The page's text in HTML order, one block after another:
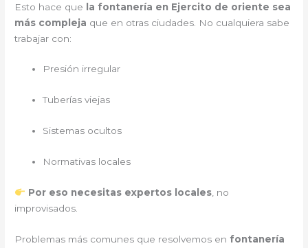
Esto hace que la fontanería en Ejercito de oriente sea
más compleja que en otras ciudades. No cualquiera sabe
trabajar con:
Presión irregular
Tuberías viejas
Sistemas ocultos
Normativas locales
Por eso necesitas expertos locales, no
improvisados.
Problemas más comunes que resolvemos en fontanería